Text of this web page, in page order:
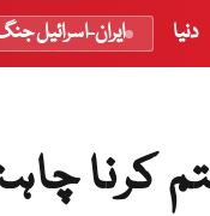
دنیا ایران-اسرائیل
کرنا